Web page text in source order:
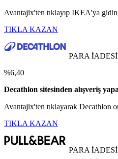
Avantajix'ten tıklayıp IKEA'ya
TIKLA KAZAN
PARA İADESİ
%6,40
Decathlon sitesinden alışveriş
Avantajix'ten tıklayarak Decathlon
TIKLA KAZAN
PARA İADESİ